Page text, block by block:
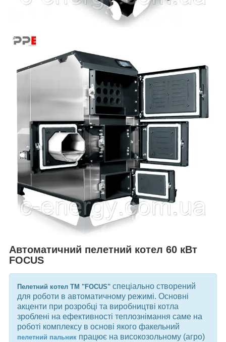
Автоматичний пелетний котел 60 кВт
FOCUS
Пелетний котел ТМ "FOCUS" спеціально створений
для роботи в автоматичному режимі. Основні
акценти при розробці та виробництві котла
зроблені на ефективності теплознімання саме на
роботі комплексу в основі якого факельний
пелетний пальник працює на високозольному (агро)